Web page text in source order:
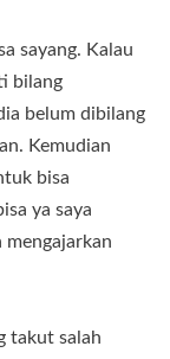
sayang. Kalau
bilang
belum dibilang
Kemudian
bisa
ya saya
takut salah